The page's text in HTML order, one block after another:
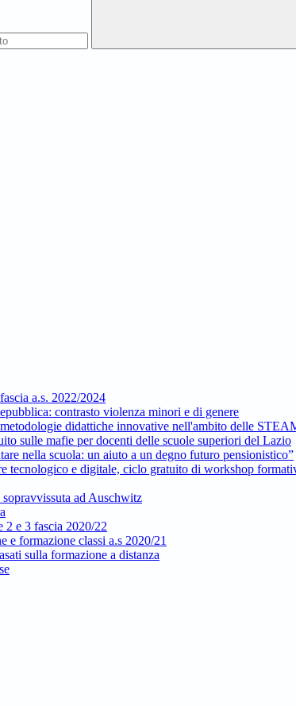
a.s. 2022/2024
contrasto violenza minori e di genere
didattiche innovative nell'ambito delle
sulle mafie per docenti delle scuole superiori del Lazio
nella scuola: un aiuto a un degno futuro pensionistico”
tecnologico e digitale, ciclo gratuito di workshop
ad Auschwitz
2 e 3 fascia 2020/22
e formazione classi a.s 2020/21
sulla formazione a distanza